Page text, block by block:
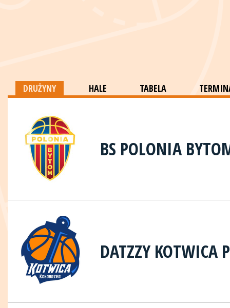
DRUŻYNY HALE TABELA
BS POLONIA
DATZZY KOTWICA